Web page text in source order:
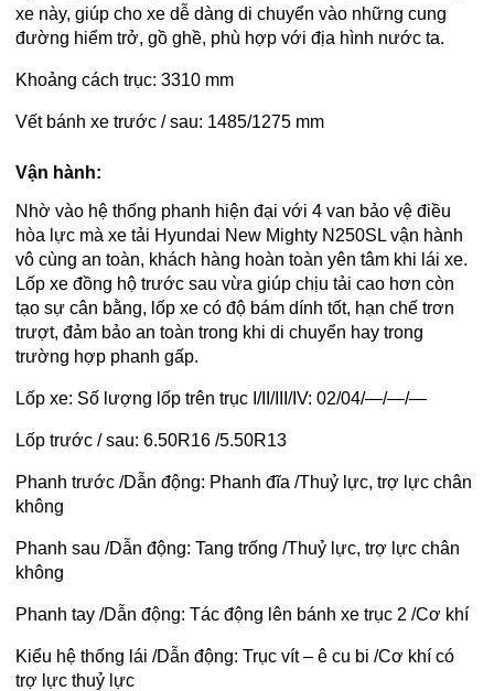
xe này, giúp cho xe dễ dàng di chuyển vào những cung
đường hiểm trở, gồ ghề, phù hợp với địa hình nước ta.
Khoảng cách trục: 3310 mm
Vết bánh xe trước / sau: 1485/1275 mm
Vận hành:
Nhờ vào hệ thống phanh hiện đại với 4 van bảo vệ điều
hòa lực mà xe tải Hyundai New Mighty N250SL vận hành
vô cùng an toàn, khách hàng hoàn toàn yên tâm khi lái xe.
Lốp xe đồng hộ trước sau vừa giúp chịu tải cao hơn còn
tạo sự cân bằng, lốp xe có độ bám dính tốt, hạn chế trơn
trượt, đảm bảo an toàn trong khi di chuyển hay trong
trường hợp phanh gấp.
Lốp xe: Số lượng lốp trên trục I/II/III/IV: 02/04/—/—/—
Lốp trước / sau: 6.50R16 /5.50R13
Phanh trước /Dẫn động: Phanh đĩa /Thuỷ lực, trợ lực chân
không
Phanh sau /Dẫn động: Tang trống /Thuỷ lực, trợ lực chân
không
Phanh tay /Dẫn động: Tác động lên bánh xe trục 2 /Cơ khí
Kiểu hệ thống lái /Dẫn động: Trục vít – ê cu bi /Cơ khí có
trợ lực thuỷ lực